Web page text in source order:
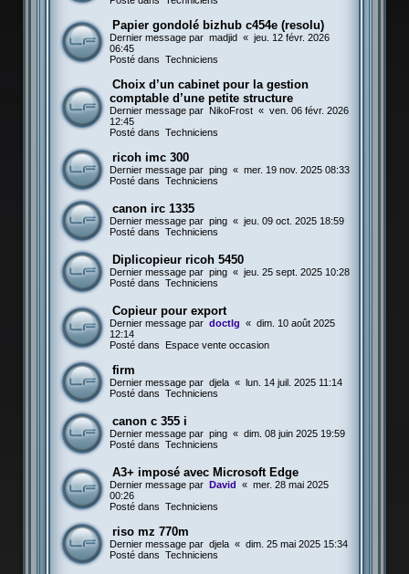
Papier gondolé bizhub c454e (resolu)
Dernier message par madjid « jeu. 12 févr. 2026
06:45
Posté dans Techniciens
Choix d’un cabinet pour la gestion
comptable d’une petite structure
Dernier message par NikoFrost « ven. 06 févr. 2026
12:45
Posté dans Techniciens
ricoh imc 300
Dernier message par ping « mer. 19 nov. 2025 08:33
Posté dans Techniciens
canon irc 1335
Dernier message par ping « jeu. 09 oct. 2025 18:59
Posté dans Techniciens
Diplicopieur ricoh 5450
Dernier message par ping « jeu. 25 sept. 2025 10:28
Posté dans Techniciens
Copieur pour export
Dernier message par doctlg « dim. 10 août 2025
12:14
Posté dans
Espace vente occasion
firm
Dernier message par djela « lun. 14 juil. 2025 11:14
Posté dans Techniciens
canon c 355 i
Dernier message par ping « dim. 08 juin 2025 19:59
Posté dans Techniciens
A3+ imposé avec Microsoft Edge
Dernier message par David « mer. 28 mai 2025
00:26
Posté dans Techniciens
riso mz 770m
Dernier message par djela « dim. 25 mai 2025 15:34
Posté dans Techniciens